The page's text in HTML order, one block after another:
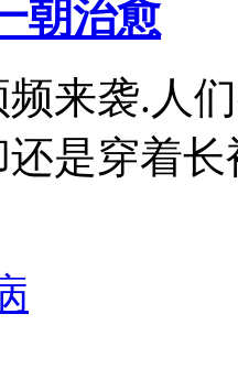
朝治愈
来袭.人
是穿着